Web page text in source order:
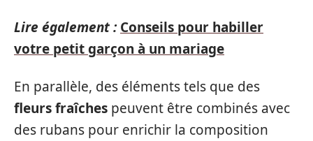
Lire également : Conseils pour habiller
votre petit garçon à un mariage
En parallèle, des éléments tels que des
fleurs fraîches peuvent être combinés avec
des rubans pour enrichir la composition